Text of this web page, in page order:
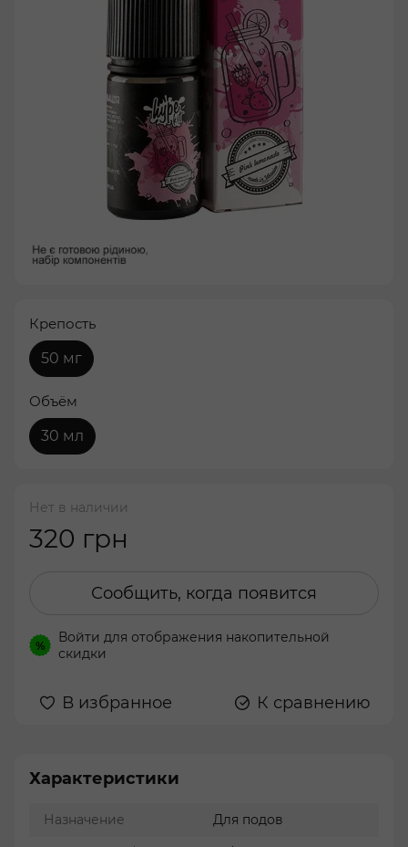
Крепость
50 мг
Объём
30 мл
Нет в наличии
320 грн
Сообщить, когда появится
% Войти для отображения накопительной
скидки
В избранное К сравнению
Характеристики
Назначение Для подов